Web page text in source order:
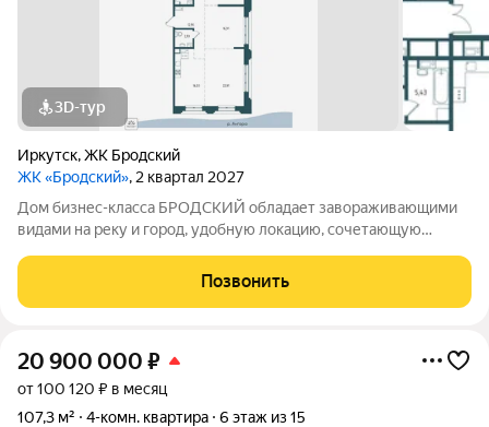
3D-тур
Иркутск,ЖК Бродский
ЖК «Бродский», 2 квартал 2027
Дом бизнес-класса БРОДСКИЙ обладает завораживающими
видами на реку и город, удобную локацию, сочетающую
транспортную доступность, выразительную архитектуру и
продуманные до мелочей дизайнерские места
Позвонить
20 900 000 ₽
от 100 120 ₽ в месяц
107,3 м²
4-комн. квартира 6 этаж из 15